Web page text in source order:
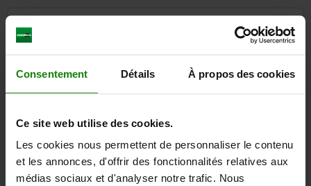
Consentement Détails À propos des cookies
Ce site web utilise des cookies.
Les cookies nous permettent de personnaliser le contenu
et les annonces, d'offrir des fonctionnalités relatives aux
médias sociaux et d'analyser notre trafic. Nous
D'autres clients ont
également acheté
05564-10